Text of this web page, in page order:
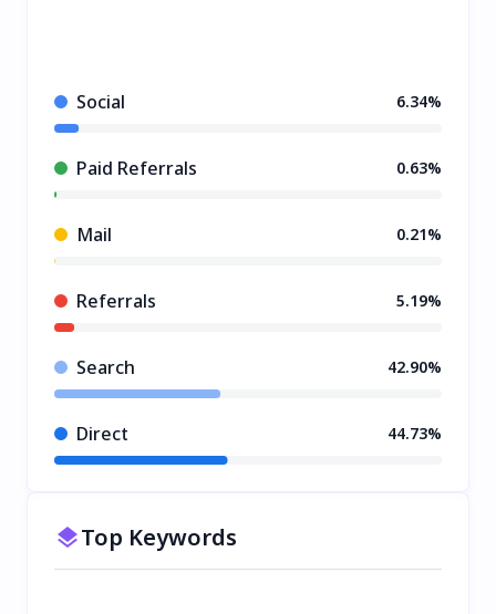
Social 6.34%
Paid Referrals 0.63%
Mail 0.21%
Referrals 5.19%
Search 42.90%
Direct 44.73%
Top Keywords